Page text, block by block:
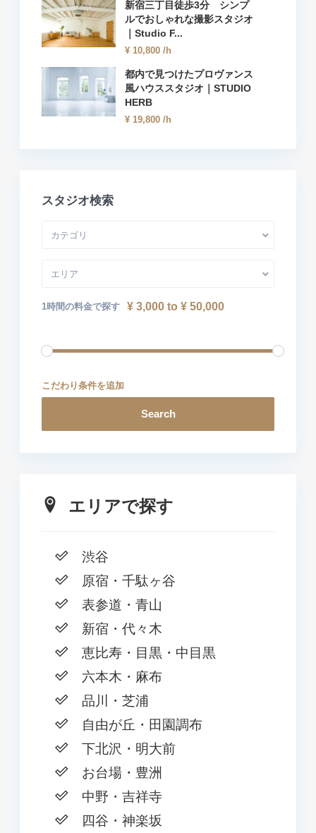
新宿三丁目徒歩3分 シンプ
ルでおしゃれな撮影スタジオ
｜Studio F...
¥ 10,800 /h
都内で見つけたプロヴァンス
風ハウススタジオ｜STUDIO
HERB
¥ 19,800 /h
スタジオ検索
カテゴリ
エリア
1時間の料金で探す ¥ 3,000 to ¥ 50,000
こだわり条件を追加
Search
エリアで探す
渋谷
原宿・千駄ヶ谷
表参道・青山
新宿・代々木
恵比寿・目黒・中目黒
六本木・麻布
品川・芝浦
自由が丘・田園調布
下北沢・明大前
お台場・豊洲
中野・吉祥寺
四谷・神楽坂